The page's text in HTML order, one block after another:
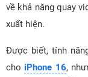
về khả năng quay
xuất hiện.
Được biết, tính
cho iPhone 16,